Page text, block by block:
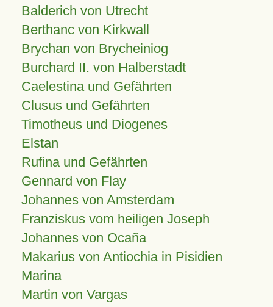
Balderich von Utrecht
Berthanc von Kirkwall
Brychan von Brycheiniog
Burchard II. von Halberstadt
Caelestina und Gefährten
Clusus und Gefährten
Timotheus und Diogenes
Elstan
Rufina und Gefährten
Gennard von Flay
Johannes von Amsterdam
Franziskus vom heiligen Joseph
Johannes von Ocaña
Makarius von Antiochia in Pisidien
Marina
Martin von Vargas